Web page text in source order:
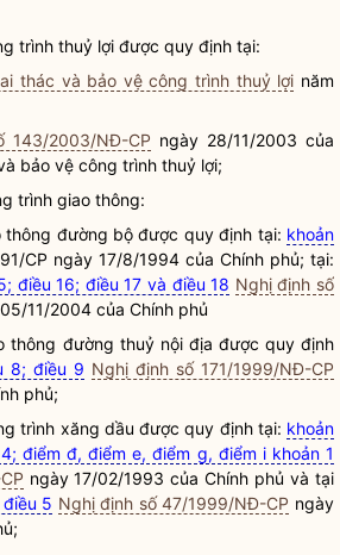
trình thuỷ lợi được quy định tại:
thác và bảo vệ công trình thuỷ lợi năm
143/2003/NĐ-CP ngày 28/11/2003 của
bảo vệ công trình thuỷ lợi;
trình giao thông:
đường bộ được quy định tại: khoản
CP ngày 17/8/1994 của Chính phủ; tại:
điều 16; điều 17 và điều 18 Nghị định số
11/2004 của Chính phủ
thông đường thuỷ nội địa được quy định
8; điều 9 Nghị định số 171/1999/NĐ-CP
phủ;
trình xăng dầu được quy định tại: khoản
điểm đ, điểm e, điểm g, điểm i khoản 1
ngày 17/02/1993 của Chính phủ và tại
5 Nghị định số 47/1999/NĐ-CP ngày